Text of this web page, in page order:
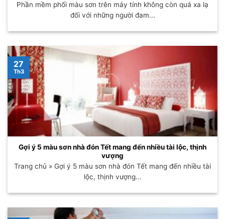
Phần mềm phối màu sơn trên máy tính không còn quá xa lạ
đối với những người đam...
Gợi ý 5 màu sơn nhà đón Tết mang đến nhiều tài lộc, thịnh
vượng
Trang chủ » Gợi ý 5 màu sơn nhà đón Tết mang đến nhiều tài
lộc, thịnh vượng...
27
Th3